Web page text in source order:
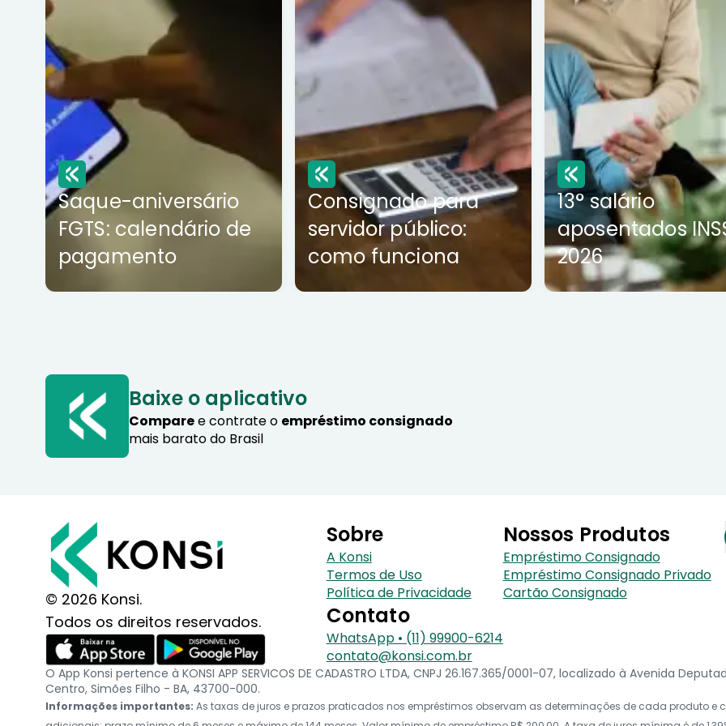
Saque-aniversário
FGTS: calendário de
pagamento
Consignado para
servidor público:
como funciona
13° salário
aposentados
2026
Baixe o aplicativo
Comparee contrate o empréstimo consignado
mais barato do Brasil
© 2026 Konsi.
Todos os direitos reservados.
Sobre
A Konsi
Termos de Uso
Política de Privacidade
Contato
WhatsApp • (11) 99900-6214
contato@konsi.com.br
Nossos Produtos
Empréstimo Consignado
Empréstimo Consignado Privado
Cartão Consignado
O App Konsi pertence à KONSI APP SERVICOS DE CADASTRO LTDA, CNPJ 26.167.365/0001-07, localizado à Avenida
Centro, Simões Filho - BA, 43700-000.
Informações importantes: As taxas de juros e prazos praticados nos empréstimos observam as determinações de cada produto